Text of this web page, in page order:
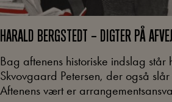
HARALD BERGSTEDT – DIGTER PÅ
Bag aftenens historiske indslag står
Skvovgaard Petersen, der også
Aftenens vært er